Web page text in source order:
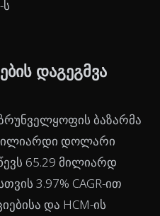
დაგეგმვა
ბაზარმა
მილიარდი დოლარი
65.29 მილიარდ
3.97% CAGR-ით
და HCM-ის